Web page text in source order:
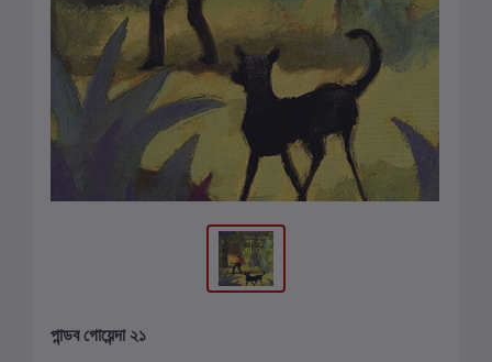
পান্ডব গোয়েন্দা ২১